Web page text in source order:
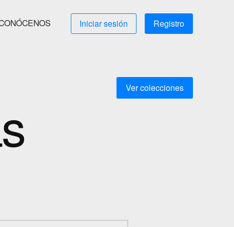
Iniciar sesión Registro
Ver colecciones